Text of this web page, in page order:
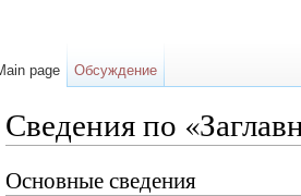
Сведения по
Основные сведения
page Обсуждение